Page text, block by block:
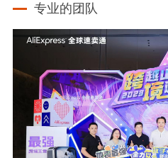
专业的团队